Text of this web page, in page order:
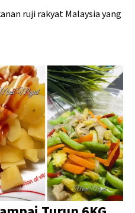
ruji rakyat Malaysia yang